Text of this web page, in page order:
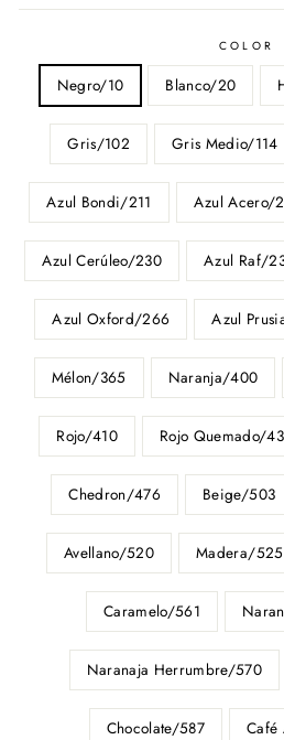
COLOR
Negro/10 Blanco/20
Gris/102 Gris Medio/114
Azul Bondi/211 Azul Acero/
Azul Cerúleo/230 Azul Raf/
Azul Oxford/266 Azul
Mélon/365 Naranja/400
Rojo/410 Rojo Quemado/
Chedron/476 Beige/503
Avellano/520 Madera/525
Caramelo/561
Naranaja Herrumbre/570
Chocolate/587